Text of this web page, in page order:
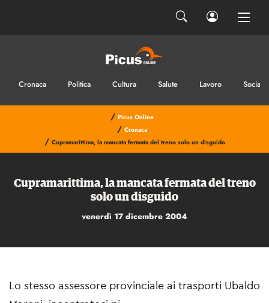
Cronaca Politica Cultura Salute Lavoro Sociale
/ Picus Online
/ Cronaca
/ Cupramarittima, la mancata fermata del treno solo un disguido
Cupramarittima, la mancata fermata del treno
solo un disguido
venerdì 17 dicembre 2004
Lo stesso assessore provinciale ai trasporti Ubaldo
INVIA IL MESSAGGIO